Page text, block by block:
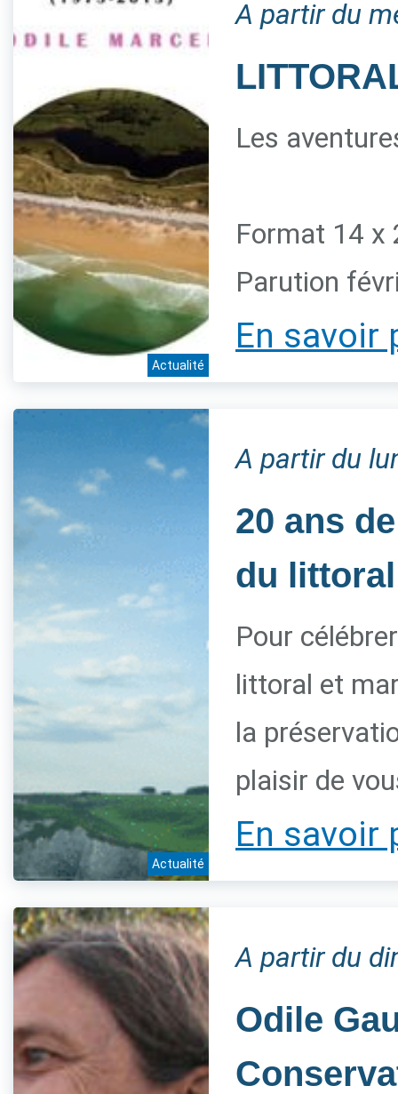
Actualité
A partir du
Les
Format 14 x
Parution
En savoir
Actualité
A partir du
20 ans
du littoral
Pour
littoral et
la
plaisir de
En savoir
A partir du
Odile